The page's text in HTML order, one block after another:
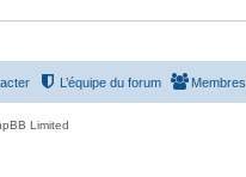
Membres
L’équipe du forum
Limited